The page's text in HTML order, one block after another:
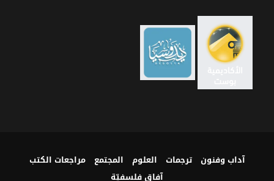
آداب وفنون ترجمات العلوم المجتمع
مراجعات الكتب
آفاق فلسفيّة‎